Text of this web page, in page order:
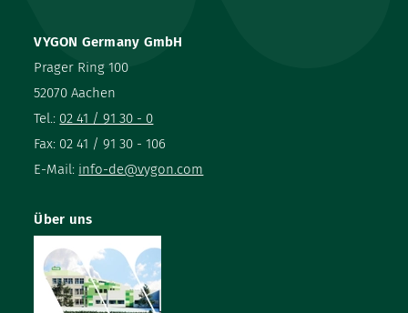
VYGON Germany GmbH
Prager Ring 100
52070 Aachen
Tel.: 02 41 / 91 30 - 0
Fax: 02 41 / 91 30 - 106
E-Mail: info-de@vygon.com
Über uns